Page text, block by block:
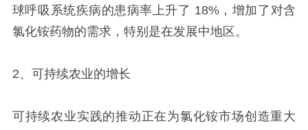
球呼吸系统疾病的患病率上升了 18%，增加了对含
氯化铵药物的需求，特别是在发展中地区。
2、可持续农业的增长
可持续农业实践的推动正在为氯化铵市场创造重大